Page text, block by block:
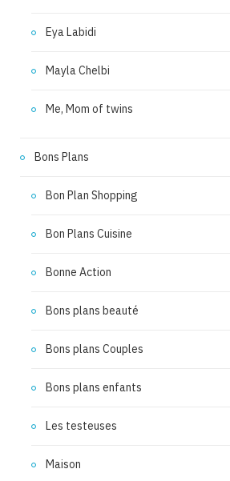
Eya Labidi
Mayla Chelbi
Me, Mom of twins
Bons Plans
Bon Plan Shopping
Bon Plans Cuisine
Bonne Action
Bons plans beauté
Bons plans Couples
Bons plans enfants
Les testeuses
Maison